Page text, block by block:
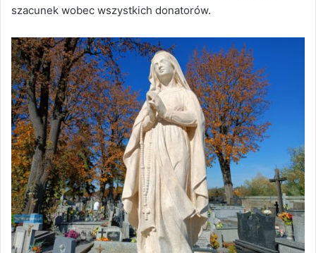
szacunek wobec wszystkich donatorów.